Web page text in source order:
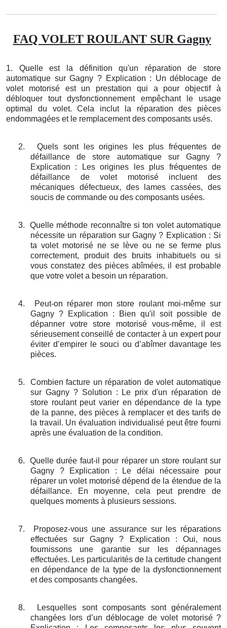
FAQ VOLET ROULANT SUR Gagny
1. Quelle est la définition qu'un réparation de store
automatique sur Gagny ? Explication : Un déblocage de
volet motorisé est un prestation qui a pour objectif à
débloquer tout dysfonctionnement empêchant le usage
optimal du volet. Cela inclut la réparation des pièces
endommagées et le remplacement des composants usés.
2.
Quels sont les origines les plus fréquentes de
défaillance de store automatique sur Gagny ?
Explication : Les origines les plus fréquentes de
défaillance de volet motorisé incluent des
mécaniques défectueux, des lames cassées, des
soucis de commande ou des composants usées.
3.
Quelle méthode reconnaître si ton volet automatique
nécessite un réparation sur Gagny ? Explication : Si
ta volet motorisé ne se lève ou ne se ferme plus
correctement, produit des bruits inhabituels ou si
vous constatez des pièces abîmées, il est probable
que votre volet a besoin un réparation.
4.
Peut-on réparer mon store roulant moi-même sur
Gagny ? Explication : Bien qu'il soit possible de
dépanner votre store motorisé vous-même, il est
sérieusement conseillé de contacter à un expert pour
éviter d’empirer le souci ou d’abîmer davantage les
pièces.
5.
Combien facture un réparation de volet automatique
sur Gagny ? Solution : Le prix d'un réparation de
store roulant peut varier en dépendance de la type
de la panne, des pièces à remplacer et des tarifs de
la travail. Un évaluation individualisé peut être fourni
après une évaluation de la condition.
6.
Quelle durée faut-il pour réparer un store roulant sur
Gagny ? Explication : Le délai nécessaire pour
réparer un volet motorisé dépend de la étendue de la
défaillance. En moyenne, cela peut prendre de
quelques moments à plusieurs sessions.
7.
Proposez-vous une assurance sur les réparations
effectuées sur Gagny ? Explication : Oui, nous
fournissons une garantie sur les dépannages
effectuées. Les particularités de la certitude changent
en dépendance de la type de la dysfonctionnement
et des composants changées.
8.
Lesquelles sont composants sont généralement
changées lors d’un déblocage de volet motorisé ?